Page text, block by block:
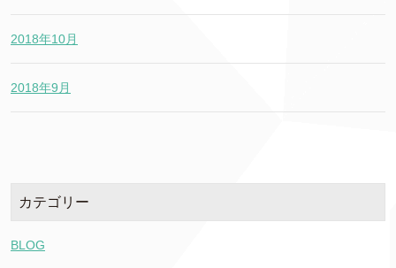
2018年10月
2018年9月
カテゴリー
BLOG